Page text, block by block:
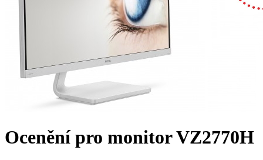
Ocenění pro monitor VZ2770H